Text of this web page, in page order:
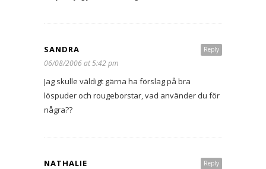
Reply
SANDRA
06/08/2006 at 5:42 pm
Jag skulle väldigt gärna ha förslag på bra
löspuder och rougeborstar, vad använder du för
några??
Reply
NATHALIE